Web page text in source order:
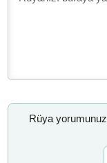
Rüya